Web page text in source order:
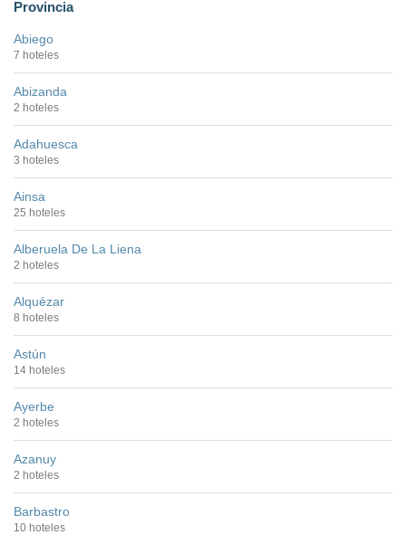
Provincia
Abiego
7 hoteles
Abizanda
2 hoteles
Adahuesca
3 hoteles
Ainsa
25 hoteles
Alberuela De La Liena
2 hoteles
Alquézar
8 hoteles
Astún
14 hoteles
Ayerbe
2 hoteles
Azanuy
2 hoteles
Barbastro
10 hoteles